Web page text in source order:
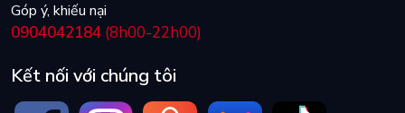
Góp ý, khiếu nại
0904042184 (8h00-22h00)
Kết nối với chúng tôi